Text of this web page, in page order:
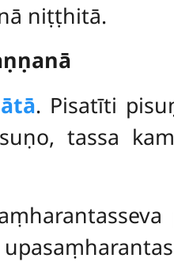
niṭṭhitā.
. Pisatīti
tassa